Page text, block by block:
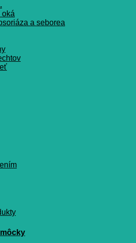
oká
a seborea